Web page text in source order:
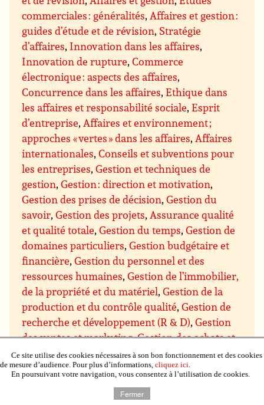
commerciales : généralités,Affaires et gestion :
guides d’étude et de révision, Stratégie
d’affaires, Innovation dans les affaires,
Innovation de rupture,Commerce
électronique : aspects des affaires,
Concurrence dans les affaires,Ethique dans
les affaires et responsabilité sociale,Esprit
d’entreprise,Affaires et environnement ;
approches « vertes » dans les affaires,Affaires
internationales,Conseils et subventions pour
les entreprises,Gestion et techniques de
gestion,Gestion : direction et motivation,
Gestion des prises de décision,Gestion du
savoir,Gestion des projets,Assurance qualité
et qualité totale,Gestion du temps,Gestion de
domaines particuliers,Gestion budgétaire et
financière,Gestion du personnel et des
ressources humaines,Gestion de l’immobilier,
de la propriété et du matériel,Gestion de la
production et du contrôle qualité,Gestion de
recherche et développement (R & D),Gestion
des ventes et marketing,Gestion des achats et
des approvisionnements,Gestion de la
distribution et de la logistique,Négociation
commerciale
Communication et présentation
Mathématiques et système
Ce site utilise des cookies nécessaires à son bon fonctionnement et des cookies
de mesure d’audience. Pour plus d’informations, cliquez ici.
En poursuivant votre navigation, vous consentez à l’utilisation de cookies.
Fermer